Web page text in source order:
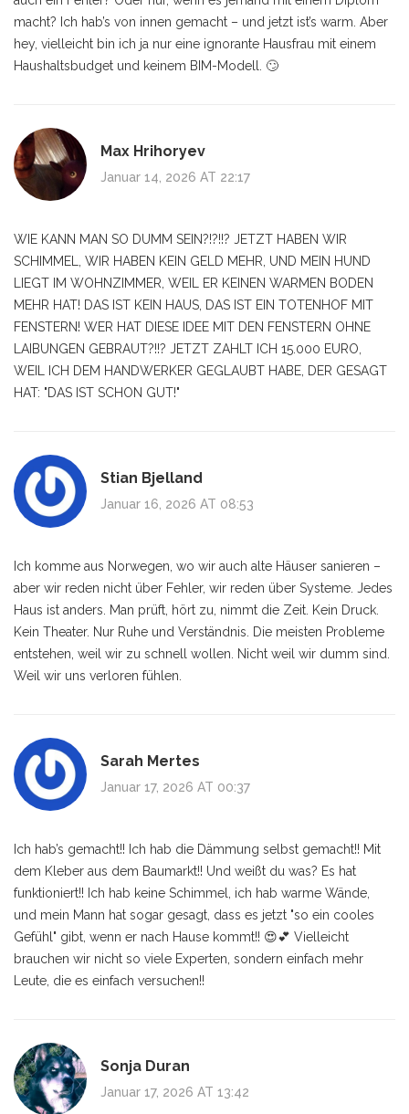
macht? Ich hab’s von innen gemacht – und jetzt ist’s warm. Aber
hey, vielleicht bin ich ja nur eine ignorante Hausfrau mit einem
Haushaltsbudget und keinem BIM-Modell. 🙄
Max Hrihoryev
Januar 14, 2026 AT 22:17
WIE KANN MAN SO DUMM SEIN?!?!!? JETZT HABEN WIR
SCHIMMEL, WIR HABEN KEIN GELD MEHR, UND MEIN HUND
LIEGT IM WOHNZIMMER, WEIL ER KEINEN WARMEN BODEN
MEHR HAT! DAS IST KEIN HAUS, DAS IST EIN TOTENHOF MIT
FENSTERN! WER HAT DIESE IDEE MIT DEN FENSTERN OHNE
LAIBUNGEN GEBRAUT?!!? JETZT ZAHLT ICH 15.000 EURO,
WEIL ICH DEM HANDWERKER GEGLAUBT HABE, DER GESAGT
HAT: "DAS IST SCHON GUT!"
Stian Bjelland
Januar 16, 2026 AT 08:53
Ich komme aus Norwegen, wo wir auch alte Häuser sanieren –
aber wir reden nicht über Fehler, wir reden über Systeme. Jedes
Haus ist anders. Man prüft, hört zu, nimmt die Zeit. Kein Druck.
Kein Theater. Nur Ruhe und Verständnis. Die meisten Probleme
entstehen, weil wir zu schnell wollen. Nicht weil wir dumm sind.
Weil wir uns verloren fühlen.
Sarah Mertes
Januar 17, 2026 AT 00:37
Ich hab’s gemacht!! Ich hab die Dämmung selbst gemacht!! Mit
dem Kleber aus dem Baumarkt!! Und weißt du was? Es hat
funktioniert!! Ich hab keine Schimmel, ich hab warme Wände,
und mein Mann hat sogar gesagt, dass es jetzt "so ein cooles
Gefühl" gibt, wenn er nach Hause kommt!! 😍💕 Vielleicht
brauchen wir nicht so viele Experten, sondern einfach mehr
Leute, die es einfach versuchen!!
Sonja Duran
Januar 17, 2026 AT 13:42